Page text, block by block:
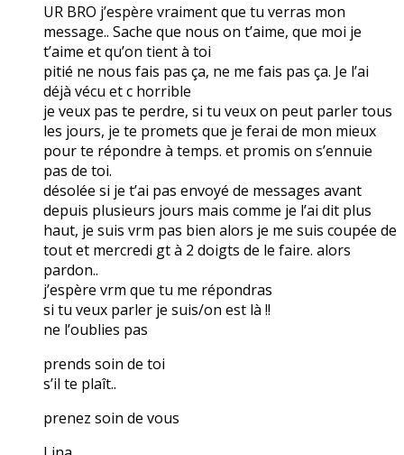
UR BRO j’espère vraiment que tu verras mon
message.. Sache que nous on t’aime, que moi je
t’aime et qu’on tient à toi
pitié ne nous fais pas ça, ne me fais pas ça. Je l’ai
déjà vécu et c horrible
je veux pas te perdre, si tu veux on peut parler tous
les jours, je te promets que je ferai de mon mieux
pour te répondre à temps. et promis on s’ennuie
pas de toi.
désolée si je t’ai pas envoyé de messages avant
depuis plusieurs jours mais comme je l’ai dit plus
haut, je suis vrm pas bien alors je me suis coupée de
tout et mercredi gt à 2 doigts de le faire. alors
pardon..
j’espère vrm que tu me répondras
si tu veux parler je suis/on est là !!
ne l’oublies pas
prends soin de toi
s’il te plaît..
prenez soin de vous